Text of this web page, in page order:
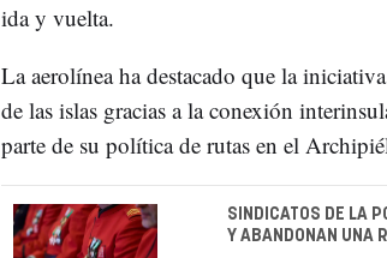
ida y vuelta.
La aerolínea ha destacado que la
de las islas gracias a la conexión
parte de su política de rutas en el
SINDICATOS DE LA
Y ABANDONAN UNA